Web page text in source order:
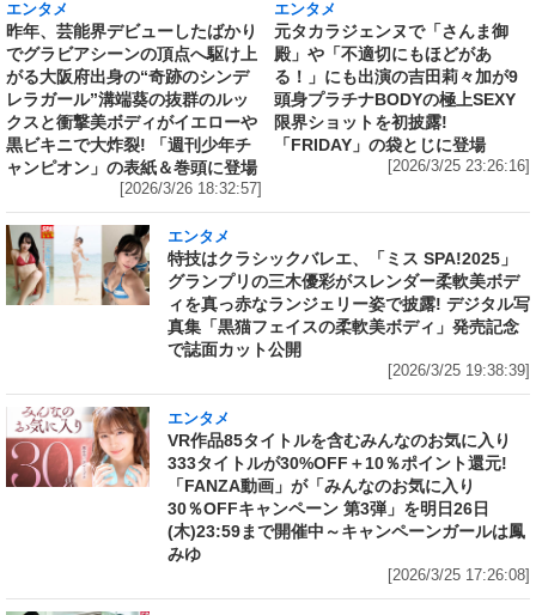
エンタメ
昨年、芸能界デビューしたばかり
でグラビアシーンの頂点へ駆け上
がる大阪府出身の“奇跡のシンデ
レラガール”溝端葵の抜群のルッ
クスと衝撃美ボディがイエローや
黒ビキニで大炸裂! 「週刊少年チ
ャンピオン」の表紙＆巻頭に登場
[2026/3/26 18:32:57]
エンタメ
元タカラジェンヌで「さんま御
殿」や「不適切にもほどがあ
る！」にも出演の吉田莉々加が9
頭身プラチナBODYの極上SEXY
限界ショットを初披露!
「FRIDAY」の袋とじに登場
[2026/3/25 23:26:16]
エンタメ
特技はクラシックバレエ、「ミス SPA!2025」
グランプリの三木優彩がスレンダー柔軟美ボデ
ィを真っ赤なランジェリー姿で披露! デジタル写
真集「黒猫フェイスの柔軟美ボディ」発売記念
で誌面カット公開
[2026/3/25 19:38:39]
エンタメ
VR作品85タイトルを含むみんなのお気に入り
333タイトルが30%OFF＋10％ポイント還元!
「FANZA動画」が「みんなのお気に入り
30％OFFキャンペーン 第3弾」を明日26日
(木)23:59まで開催中～キャンペーンガールは鳳
みゆ
[2026/3/25 17:26:08]